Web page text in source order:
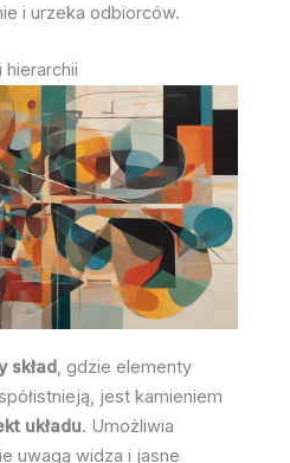
i urzeka odbiorców.
hierarchii
skład, gdzie elementy
jest kamieniem
układu. Umożliwia
uwagą widza i jasne